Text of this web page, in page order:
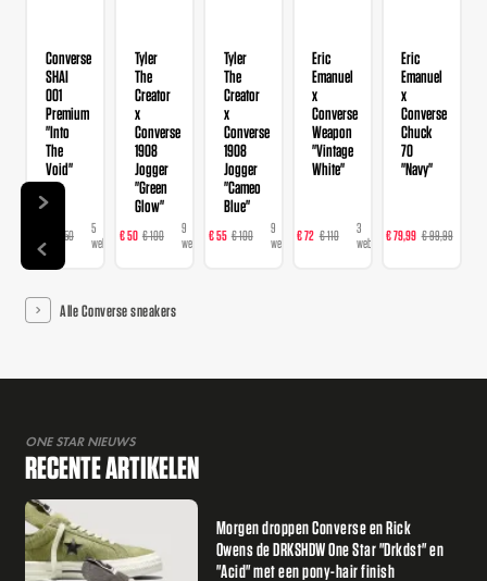
Converse
SHAI
001
Premium
"Into
The
Void"
€ 150
5
webshops
Tyler
The
Creator
x
Converse
1908
Jogger
"Green
Glow"
€ 50 € 100
9
webshops
Tyler
The
Creator
x
Converse
1908
Jogger
"Cameo
Blue"
€ 55 € 100
9
webshops
Eric
Emanuel
x
Converse
Weapon
"Vintage
White"
€ 72 € 110
3
webshops
Eric
Emanuel
x
Converse
Chuck
70
"Navy"
€ 79,99 € 99,99
Alle Converse sneakers
ONE STAR NIEUWS
RECENTE ARTIKELEN
Morgen droppen Converse en Rick
Owens de DRKSHDW One Star "Drkdst" en
"Acid" met een pony-hair finish